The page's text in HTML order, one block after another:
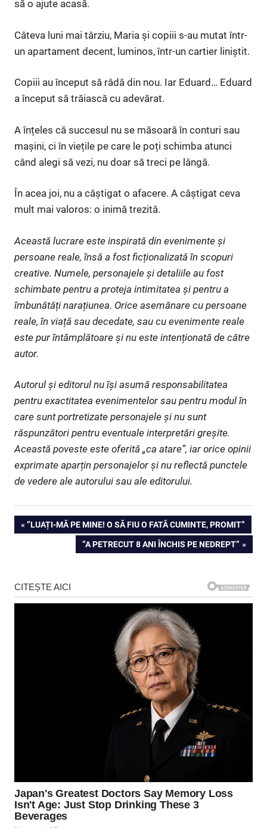
să o ajute acasă.
Câteva luni mai târziu, Maria și copiii s-au mutat într-
un apartament decent, luminos, într-un cartier liniștit.
Copiii au început să râdă din nou. Iar Eduard… Eduard
a început să trăiască cu adevărat.
A înțeles că succesul nu se măsoară în conturi sau
mașini, ci în viețile pe care le poți schimba atunci
când alegi să vezi, nu doar să treci pe lângă.
În acea joi, nu a câștigat o afacere. A câștigat ceva
mult mai valoros: o inimă trezită.
Această lucrare este inspirată din evenimente și
persoane reale, însă a fost ficționalizată în scopuri
creative. Numele, personajele și detaliile au fost
schimbate pentru a proteja intimitatea și pentru a
îmbunătăți narațiunea. Orice asemănare cu persoane
reale, în viață sau decedate, sau cu evenimente reale
este pur întâmplătoare și nu este intenționată de către
autor.
Autorul și editorul nu își asumă responsabilitatea
pentru exactitatea evenimentelor sau pentru modul în
care sunt portretizate personajele și nu sunt
răspunzători pentru eventuale interpretări greșite.
Această poveste este oferită „ca atare”, iar orice opinii
exprimate aparțin personajelor și nu reflectă punctele
de vedere ale autorului sau ale editorului.
Navigare
PREVIOUS
”LUAȚI-MĂ PE MINE! O SĂ FIU O FATĂ CUMINTE, PROMIT”
NEXT
”A PETRECUT 8 ANI ÎNCHIS PE NEDREPT”